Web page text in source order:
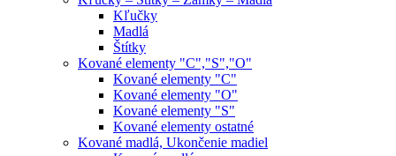
Kľučky
Madlá
Štítky
Kované elementy "C","S","O"
Kované elementy "C"
Kované elementy "O"
Kované elementy "S"
Kované elementy ostatné
Kované madlá, Ukončenie madiel